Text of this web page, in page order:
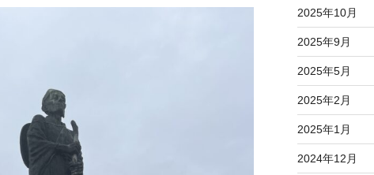
2025年10月
2025年9月
2025年5月
2025年2月
2025年1月
2024年12月